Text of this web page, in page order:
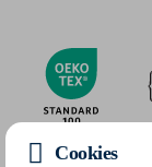
Cookies